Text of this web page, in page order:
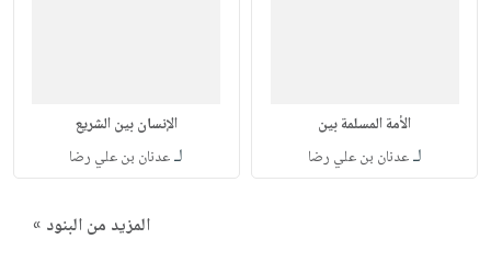
الأمة المسلمة بين
لـعدنان بن علي رضا
الإنسان بين الشريع
لـعدنان بن علي رضا
المزيد من البنود »